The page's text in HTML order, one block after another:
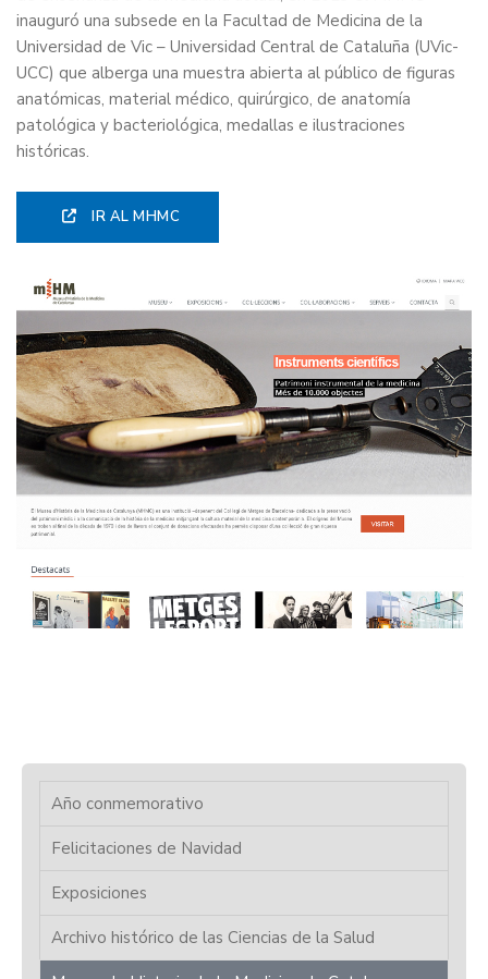
inauguró una subsede en la Facultad de Medicina de la
Universidad de Vic – Universidad Central de Cataluña (UVic-
UCC) que alberga una muestra abierta al público de figuras
anatómicas, material médico, quirúrgico, de anatomía
patológica y bacteriológica, medallas e ilustraciones
históricas.
IR AL MHMC
Año conmemorativo
Felicitaciones de Navidad
Exposiciones
Archivo histórico de las Ciencias de la Salud